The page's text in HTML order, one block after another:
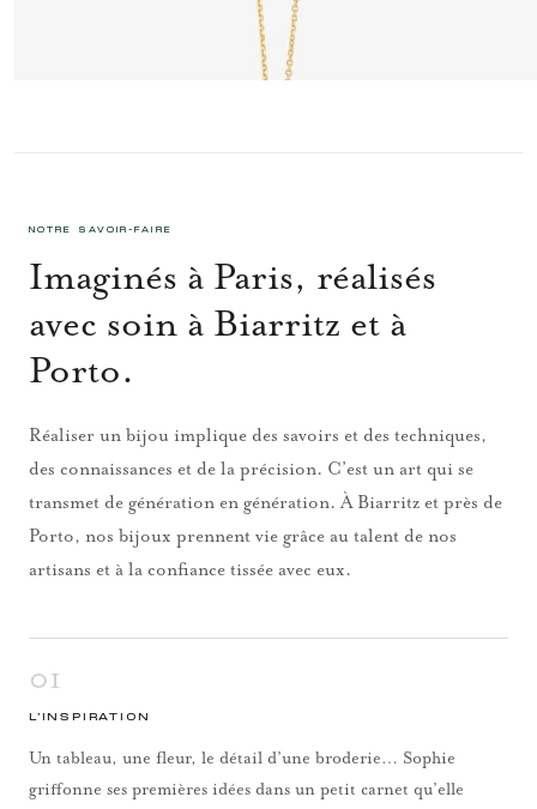
YELLOWSTONE BRACELET 1 VERT
NOTRE SAVOIR-FAIRE
Imaginés à Paris, réalisés
avec soin à Biarritz et à
Porto.
Réaliser un bijou implique des savoirs et des techniques,
des connaissances et de la précision. C’est un art qui se
transmet de génération en génération. À Biarritz et près de
Porto, nos bijoux prennent vie grâce au talent de nos
artisans et à la confiance tissée avec eux.
01
L’INSPIRATION
Un tableau, une fleur, le détail d’une broderie… Sophie
griffonne ses premières idées dans un petit carnet qu’elle